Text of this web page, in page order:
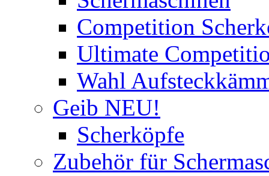
Competition
Ultimate
Wahl
Geib NEU!
Scherköpfe
Zubehör für